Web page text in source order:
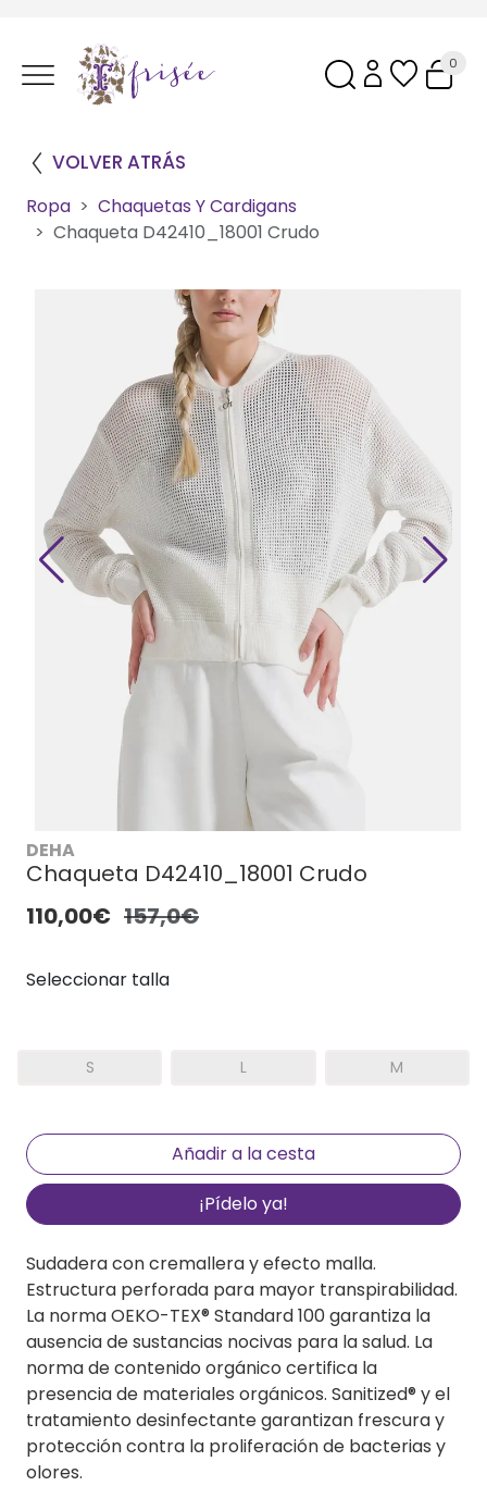
0
VOLVER ATRÁS
Ropa
Chaquetas Y Cardigans
Chaqueta D42410_18001 Crudo
DEHA
Chaqueta D42410_18001 Crudo
110,00€ 157,0€
Seleccionar talla
S L M
¡Pídelo ya!
Sudadera con cremallera y efecto malla.
Estructura perforada para mayor transpirabilidad.
La norma OEKO-TEX® Standard 100 garantiza la
ausencia de sustancias nocivas para la salud. La
norma de contenido orgánico certifica la
presencia de materiales orgánicos. Sanitized® y el
tratamiento desinfectante garantizan frescura y
protección contra la proliferación de bacterias y
olores.